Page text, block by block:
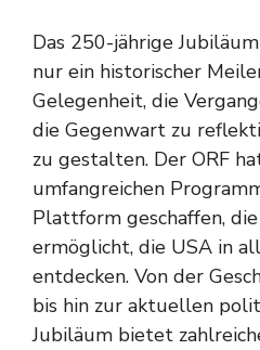
Das 250-jährige
nur ein historischer
Gelegenheit, die
die Gegenwart zu
zu gestalten. Der ORF
umfangreichen
Plattform geschaffen,
ermöglicht, die USA in
entdecken. Von der
bis hin zur aktuellen
Jubiläum bietet